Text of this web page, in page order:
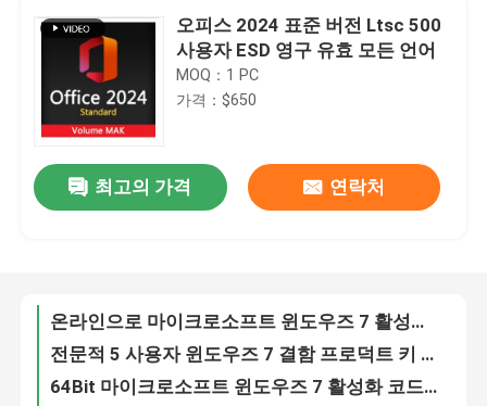
제품
비디오
품질 관리
오피스 2024 표준 버전 Ltsc 500
사용자 ESD 영구 유효 모든 언어
MOQ：1 PC
가격：$650
최고의 가격 연락처
온라인으로 마이크로소프트 윈도우즈 7 활성화 코드 집에 진짜 전문적 키
전문적 5 사용자 윈도우즈 7 결함 프로덕트 키 디지털 활성화 코드
64Bit 마이크로소프트 윈도우즈 7 활성화 코드 서명 판 궁극적 씨디 키